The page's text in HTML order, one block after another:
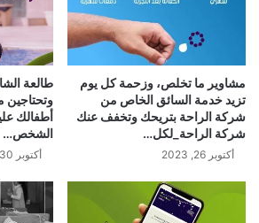
مشاوير ما تخلص، وزحمة كل يوم
تزيد خدمة السائق الخاص من
شركة الراحة بتريحك وتخفف عنك
شركة الراحة_لكل…
أكتوبر 26, 2023
طالعة
أطفالك
الشخص…
أكتوبر 30, 2023